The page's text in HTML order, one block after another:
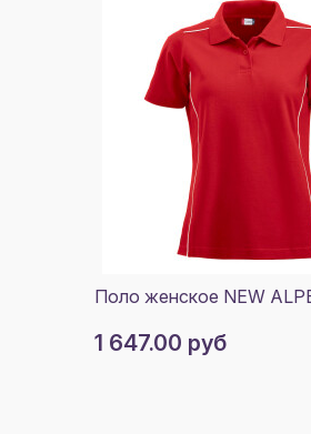
Поло женское NEW
1 647.00 руб